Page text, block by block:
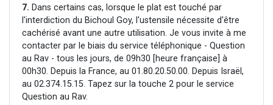
7. Dans certains cas, lorsque le plat est touché par
l'interdiction du Bichoul Goy, l'ustensile nécessite d'être
cachérisé avant une autre utilisation. Je vous invite à me
contacter par le biais du service téléphonique - Question
au Rav - tous les jours, de 09h30 [heure française] à
00h30. Depuis la France, au 01.80.20.50.00. Depuis Israël,
au 02.374.15.15. Tapez sur la touche 2 pour le service
Question au Rav.